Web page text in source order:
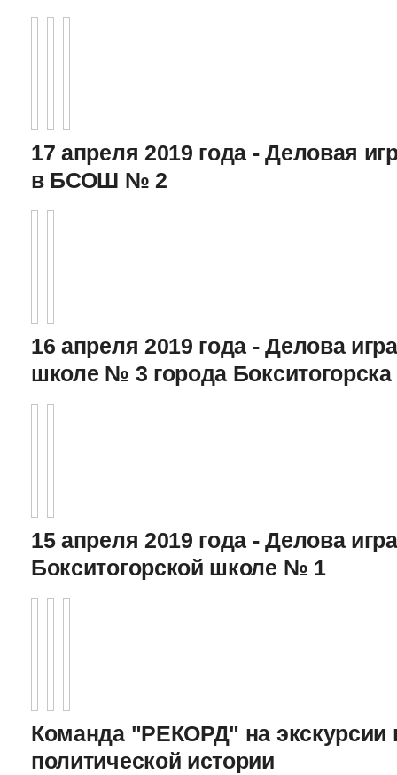
17 апреля 2019 года - Деловая
в БСОШ № 2
16 апреля 2019 года - Делова
школе № 3 города Бокситогорска
15 апреля 2019 года - Делова
Бокситогорской школе № 1
Команда "РЕКОРД" на экскурсии
политической истории